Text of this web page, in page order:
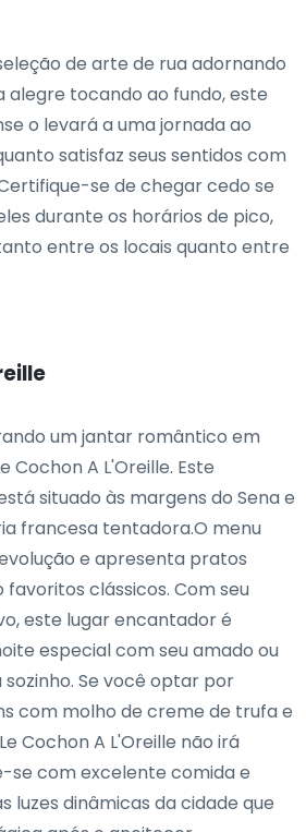
de arte de rua adornando
alegre tocando ao fundo, este
o levará a uma jornada ao
satisfaz seus sentidos com
se de chegar cedo se
durante os horários de pico,
entre os locais quanto entre
um jantar romântico em
Cochon A L'Oreille. Este
situado às margens do Sena e
francesa tentadora.O menu
e apresenta pratos
favoritos clássicos. Com seu
este lugar encantador é
especial com seu amado ou
Se você optar por
com molho de creme de trufa e
Cochon A L'Oreille não irá
se com excelente comida e
luzes dinâmicas da cidade que